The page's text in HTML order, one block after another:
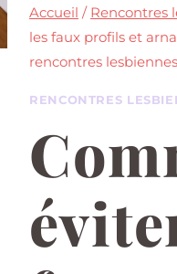
Accueil / Rencontres
les faux profils et
rencontres
RENCONTRES